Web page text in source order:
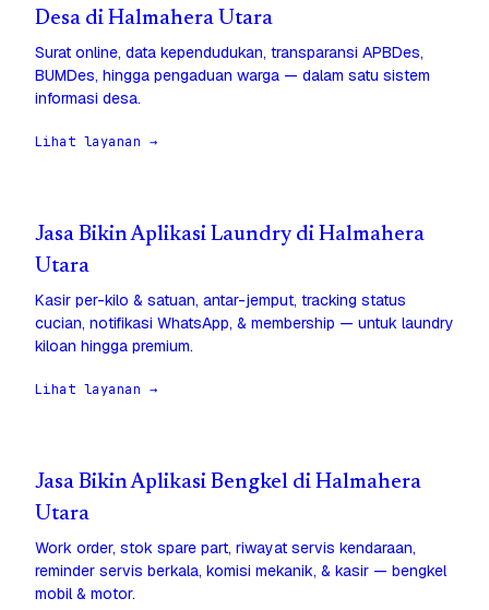
Desa di Halmahera Utara
Surat online, data kependudukan, transparansi APBDes,
BUMDes, hingga pengaduan warga — dalam satu sistem
informasi desa.
Lihat layanan →
Jasa Bikin Aplikasi Laundry di Halmahera
Utara
Kasir per-kilo & satuan, antar-jemput, tracking status
cucian, notifikasi WhatsApp, & membership — untuk laundry
kiloan hingga premium.
Lihat layanan →
Jasa Bikin Aplikasi Bengkel di Halmahera
Utara
Work order, stok spare part, riwayat servis kendaraan,
reminder servis berkala, komisi mekanik, & kasir — bengkel
mobil & motor.